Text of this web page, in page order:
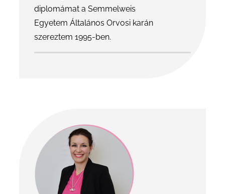
diplomámat a Semmelweis
Egyetem Általános Orvosi karán
szereztem 1995-ben.